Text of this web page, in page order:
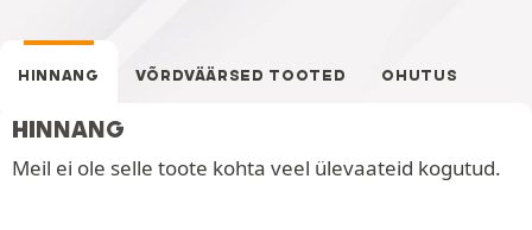
HINNANG VÕRDVÄÄRSED TOOTED OHUTUS
HINNANG
Meil ei ole selle toote kohta veel ülevaateid kogutud.